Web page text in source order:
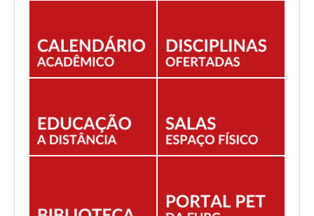
NORMAS ACADÊMICAS
DOCENTE
Você está aqui: Início
Publicado Edital 10/2026 - EPEC Ensino